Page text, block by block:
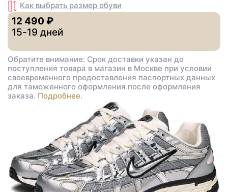
Как выбрать размер обуви
12 490 ₽
15-19 дней
Обратите внимание: Срок доставки указан до
поступления товара в магазин в Москве при условии
своевременного предоставления паспортных данных
для таможенного оформления после оформления
заказа. Подробнее.